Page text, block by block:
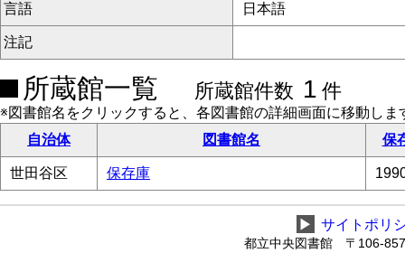
言語 日本語
注記
所蔵館一覧 所蔵館件数 1 件
※図書館名をクリックすると、各図書館の詳細画面に移動しま
自治体
図書館名 保
世田谷区 保存庫
▶ サイトポリ
都立中央図書館 〒106-